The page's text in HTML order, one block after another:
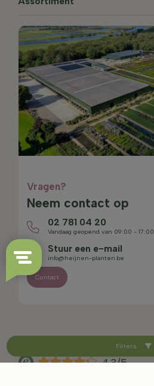
Filters
Vragen?
Neem contact op
02 781 04 20
Vandaag geopend van 09:00 - 17:00
Stuur een e-mail
info@heijnen-planten.be
Contact
4.3/5